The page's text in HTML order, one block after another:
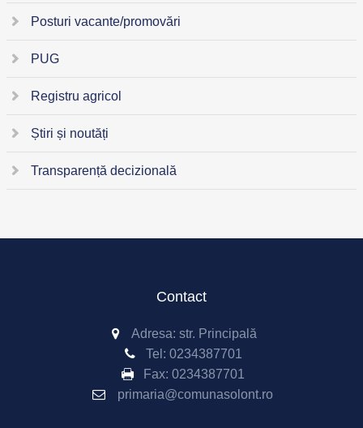
Posturi vacante/promovări
PUG
Registru agricol
Știri și noutăți
Transparență decizională
Contact
Adresa: str. Principală
Tel: 0234387701
Fax: 0234387701
primaria@comunasolont.ro